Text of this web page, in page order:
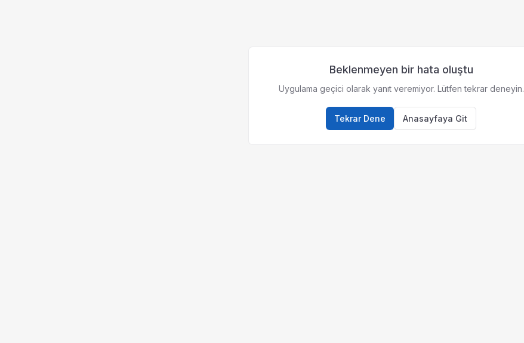
Beklenmeyen bir hata oluştu
Uygulama geçici olarak yanıt veremiyor. Lütfen tekrar deneyin.
Tekrar Dene Anasayfaya Git